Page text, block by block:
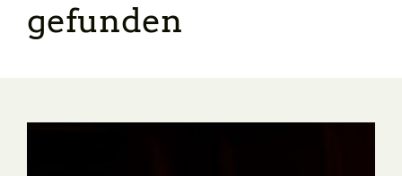
gefunden